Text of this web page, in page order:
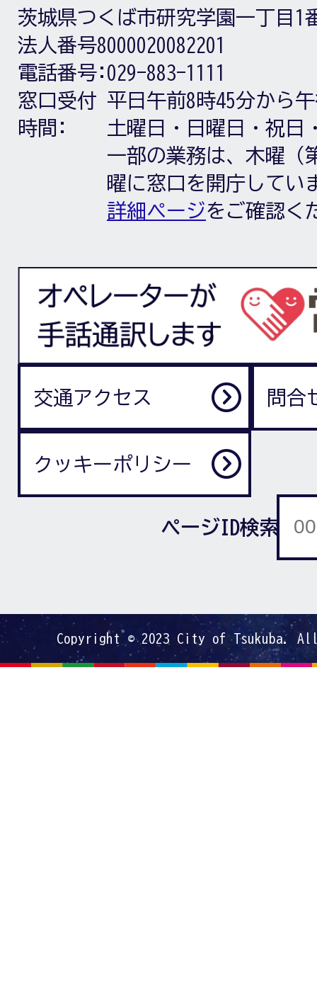
茨城県つくば市研究学園一丁目1
法人番号8000020082201
電話番号: 029-883-1111
窓口受付
時間:
平日午前8時45分から
土曜日・日曜日・祝日
一部の業務は、木曜（
曜に窓口を開庁してい
詳細ページをご確認く
交通アクセス 問合
クッキーポリシー
ページID検索
Copyright © 2023 City of Tsukuba.